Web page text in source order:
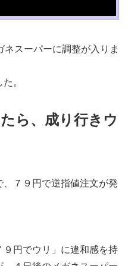
スーパーに調整が入りま
。
ら、成り行きウ
７９円で逆指値注文が発
円でウリ」に違和感を持